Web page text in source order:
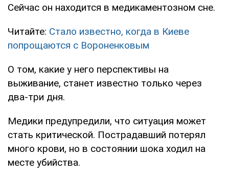
Сейчас он находится в медикаментозном сне.
Читайте: Стало известно, когда в Киеве
попрощаются с Вороненковым
О том, какие у него перспективы на
выживание, станет известно только через
два-три дня.
Медики предупредили, что ситуация может
стать критической. Пострадавший потерял
много крови, но в состоянии шока ходил на
месте убийства.